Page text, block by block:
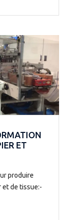
ET
produire
et de tissue:-